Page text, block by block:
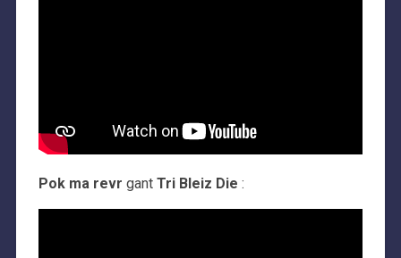
Pok ma revr gant Tri Bleiz Die :